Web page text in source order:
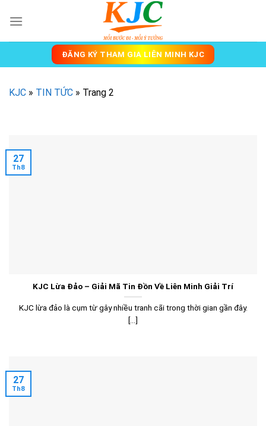
ĐĂNG KÝ THAM GIA LIÊN MINH KJC
KJC » TIN TỨC » Trang 2
KJC Lừa Đảo – Giải Mã Tin Đồn Về Liên Minh Giải Trí
KJC lừa đảo là cụm từ gây nhiều tranh cãi trong thời gian gần đây.
[...]
27
Th8
27
Th8